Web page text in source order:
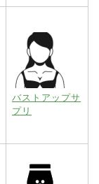
バストアップサ
プリ